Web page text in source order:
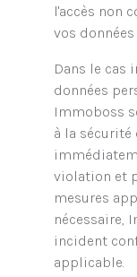
l'accès non
vos
Dans le cas
données
Immoboss
à la
violation et
mesures
nécessaire,
incident
applicable.